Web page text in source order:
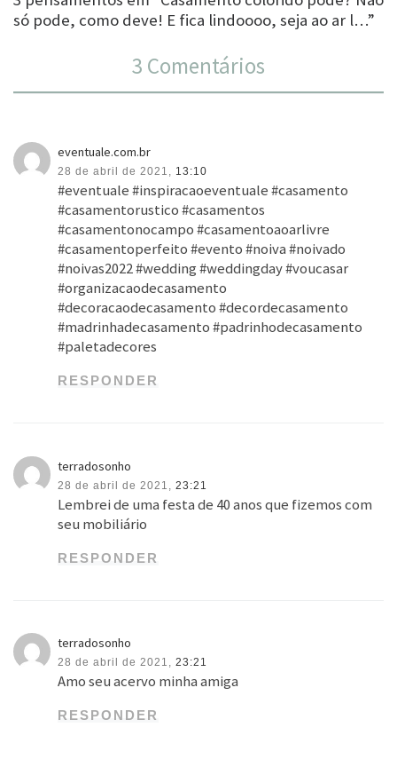
só pode, como deve! E fica lindoooo, seja ao ar l…”
3 Comentários
eventuale.com.br
28 de abril de 2021, 13:10
#eventuale #inspiracaoeventuale #casamento
#casamentorustico #casamentos
#casamentonocampo #casamentoaoarlivre
#casamentoperfeito #evento #noiva #noivado
#noivas2022 #wedding #weddingday #voucasar
#organizacaodecasamento
#decoracaodecasamento #decordecasamento
#madrinhadecasamento #padrinhodecasamento
#paletadecores
RESPONDER
terradosonho
28 de abril de 2021, 23:21
Lembrei de uma festa de 40 anos que fizemos com
seu mobiliário
RESPONDER
terradosonho
28 de abril de 2021, 23:21
Amo seu acervo minha amiga
RESPONDER